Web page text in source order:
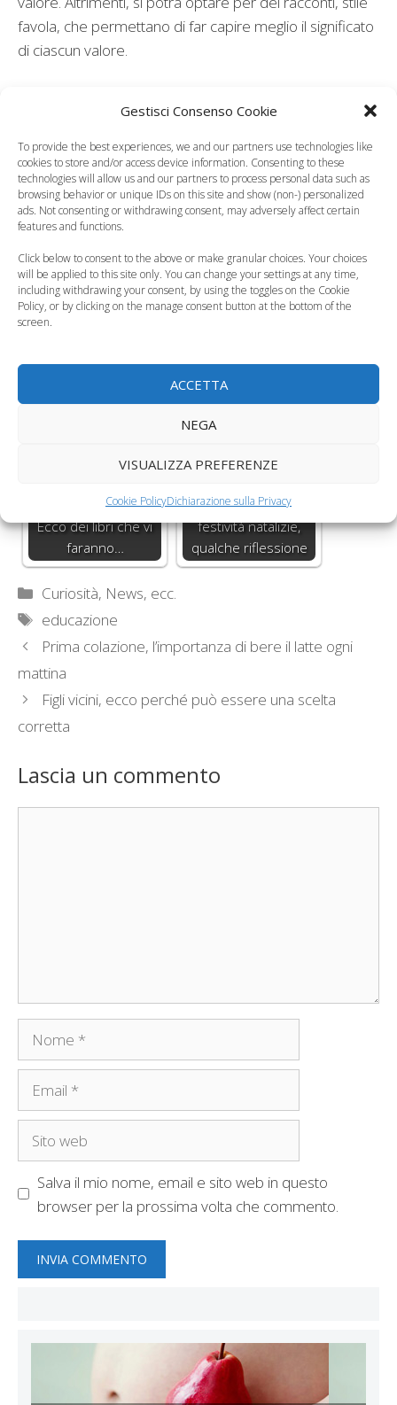
Gestisci Consenso Cookie
To provide the best experiences, we and our partners use technologies like
cookies to store and/or access device information. Consenting to these
technologies will allow us and our partners to process personal data such as
browsing behavior or unique IDs on this site and show (non-) personalized
ads. Not consenting or withdrawing consent, may adversely affect certain
features and functions.
Click below to consent to the above or make granular choices. Your choices
will be applied to this site only. You can change your settings at any time,
including withdrawing your consent, by using the toggles on the Cookie
Policy, or by clicking on the manage consent button at the bottom of the
screen.
ACCETTA
NEGA
VISUALIZZA PREFERENZE
Cookie PolicyDichiarazione sulla Privacy
favola, che permettano di far capire meglio il significato
di ciascun valore.
Capricci dei bambini,
come provare a
Aiutare gli altri,
perché è importante
meglio…
Mamme imperfette?
Ecco dei libri che vi
faranno…
Genitori separati e
festività natalizie,
qualche riflessione
Categorie
Curiosità, News, ecc.
Tag
educazione
Prima colazione, l’importanza di bere il latte ogni
mattina
Figli vicini, ecco perché può essere una scelta
corretta
Lascia un commento
Salva il mio nome, email e sito web in questo
browser per la prossima volta che commento.